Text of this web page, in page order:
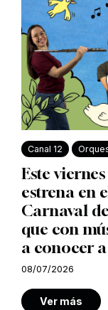
Canal 12
Este
estrena en
Carnaval
que con
a conocer
08/07/2026
Ver más